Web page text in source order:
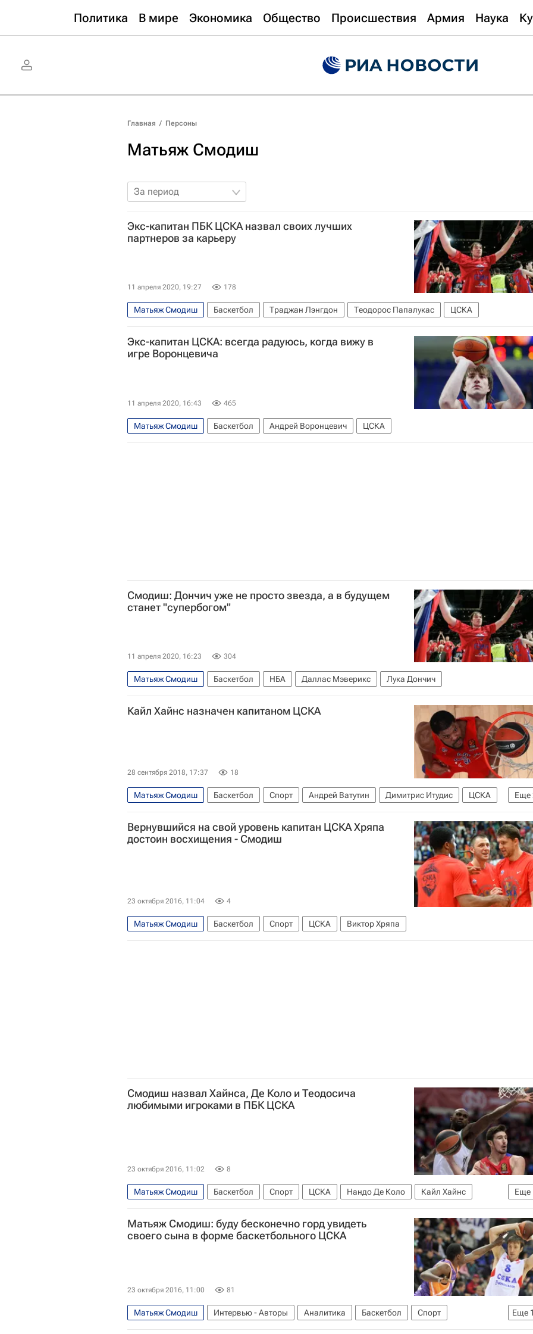
Политика В мире Экономика Общество Происшествия Армия Наука
Главная / Персоны
Матьяж Смодиш
За период
Экс-капитан ПБК ЦСКА назвал своих лучших
партнеров за карьеру
11 апреля 2020, 19:27 178
Матьяж Смодиш Баскетбол Траджан Лэнгдон Теодорос Папалукас ЦСКА
Экс-капитан ЦСКА: всегда радуюсь, когда вижу в
игре Воронцевича
11 апреля 2020, 16:43 465
Матьяж Смодиш Баскетбол Андрей Воронцевич ЦСКА
Смодиш: Дончич уже не просто звезда, а в будущем
станет "супербогом"
11 апреля 2020, 16:23 304
Матьяж Смодиш Баскетбол НБА Даллас Мэверикс Лука Дончич
Кайл Хайнс назначен капитаном ЦСКА
28 сентября 2018, 17:37 18
Еще
Матьяж Смодиш Баскетбол Спорт Андрей Ватутин Димитрис Итудис
ЦСКА
Кайл Хайнс
Виктор Хряпа
Вернувшийся на свой уровень капитан ЦСКА Хряпа
достоин восхищения - Смодиш
23 октября 2016, 11:04 4
Матьяж Смодиш Баскетбол Спорт ЦСКА Виктор Хряпа
Смодиш назвал Хайнса, Де Коло и Теодосича
любимыми игроками в ПБК ЦСКА
23 октября 2016, 11:02 8
Еще
Матьяж Смодиш Баскетбол Спорт ЦСКА Нандо Де Коло
Кайл Хайнс
Милош Теодосич
Матьяж Смодиш: буду бесконечно горд увидеть
своего сына в форме баскетбольного ЦСКА
23 октября 2016, 11:00 81
Еще
Матьяж Смодиш Интервью - Авторы Аналитика Баскетбол
Спорт
Желько Обрадович
Чемпионат Европы по баскетболу (Евробаскет)
Фенербахче